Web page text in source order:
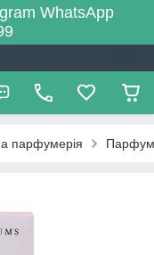
WhatsApp
парфумерія